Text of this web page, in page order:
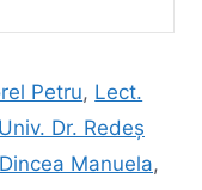
Petru, Lect.
Dr. Redeș
Manuela,